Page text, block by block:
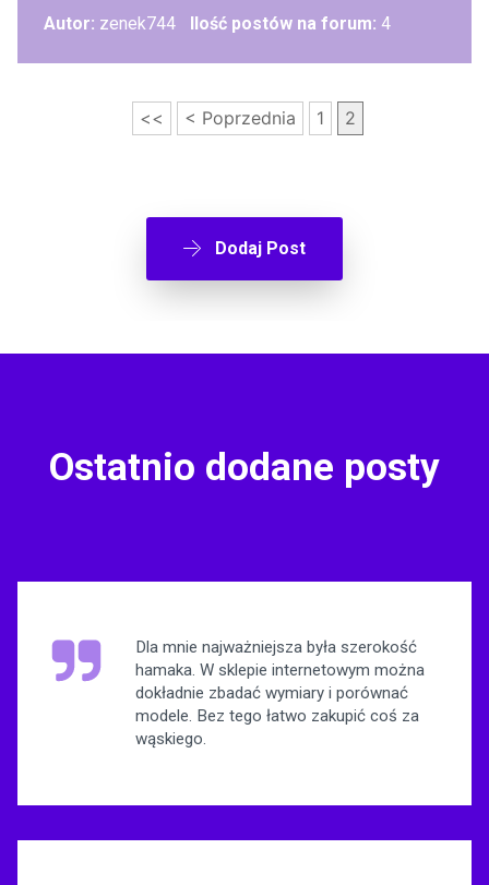
Autor: zenek744 Ilość postów na forum: 4
<< < Poprzednia 1 2
Dodaj Post
Ostatnio dodane posty
Dla mnie najważniejsza była szerokość
hamaka. W sklepie internetowym można
dokładnie zbadać wymiary i porównać
modele. Bez tego łatwo zakupić coś za
wąskiego.